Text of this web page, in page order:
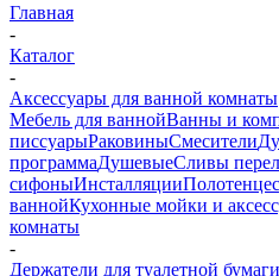
Главная
-
Каталог
-
Аксессуары для ванной комнаты
Мебель для ваннойВанны и
писсуарыРаковиныСмесители
программаДушевыеСливы
сифоныИнсталляции
ваннойКухонные мойки и
комнаты
-
Держатели для туалетной бумаги